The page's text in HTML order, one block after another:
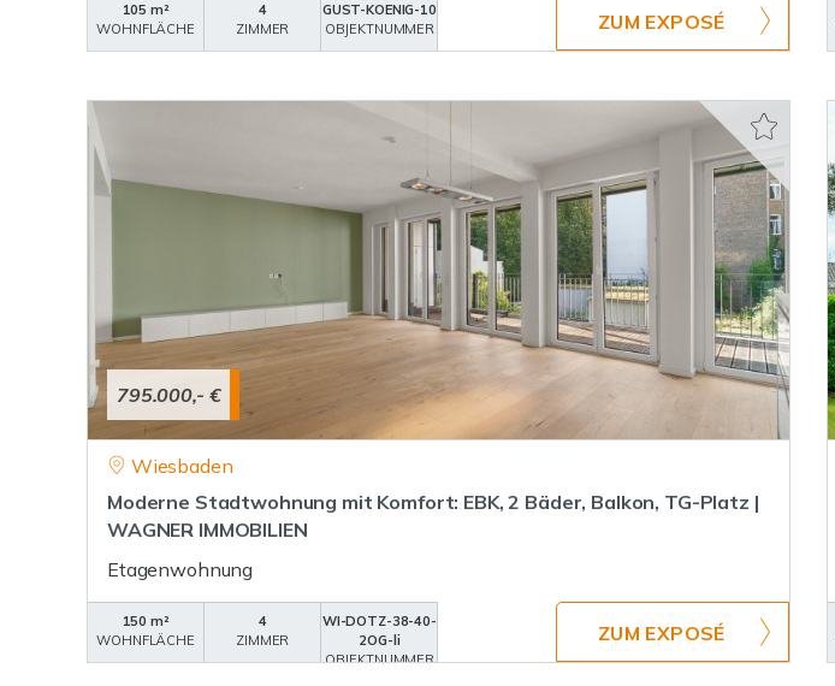
105 m²
WOHNFLÄCHE
4
ZIMMER
GUST-KOENIG-10
OBJEKTNUMMER
ZUM EXPOSÉ
795.000,- €
Wiesbaden
Moderne Stadtwohnung mit Komfort: EBK, 2 Bäder, Balkon, TG-Platz |
WAGNER IMMOBILIEN
Etagenwohnung
150 m²
WOHNFLÄCHE
4
ZIMMER
WI-DOTZ-38-40-
2OG-li
OBJEKTNUMMER
ZUM EXPOSÉ